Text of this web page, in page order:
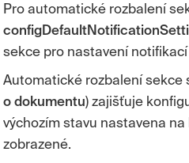
Pro automatické rozbalení
sekce pro nastavení
Automatické rozbalení sekce
o dokumentu) zajišťuje
výchozím stavu nastavena na
zobrazené.